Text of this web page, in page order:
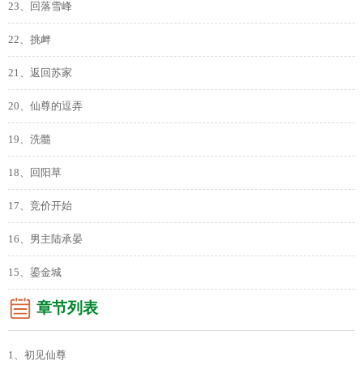
23、回落雪峰
22、挑衅
21、返回苏家
20、仙尊的逗弄
19、洗髓
18、回阳草
17、竞价开始
16、男主陆承晏
15、鎏金城
章节列表
1、初见仙尊